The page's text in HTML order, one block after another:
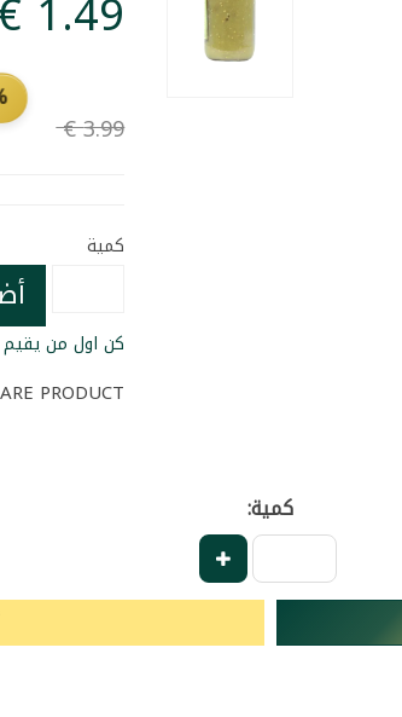
‏3.99 €
كمية
كن اول من يقيم
PRODUCT
كمية: